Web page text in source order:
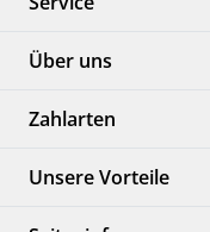
Über uns
Zahlarten
Unsere Vorteile